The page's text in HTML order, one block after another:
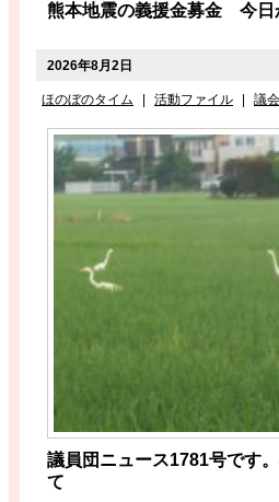
熊本地震の義援金募金 今日
2026年8月2日
ほのぼのタイム 活動ファイル 議
議員団ニュース1781号です
て